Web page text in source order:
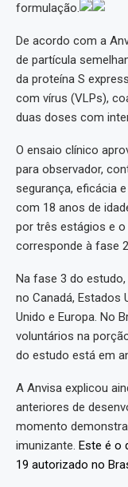
formulação.
De acordo com a
de partícula
da proteína S
com vírus (VLPs),
duas doses com
O ensaio clínico
para observador,
segurança, eficácia
com 18 anos de
por três estágios e o
corresponde à fase
Na fase 3 do
no Canadá, Estados
Unido e Europa. No
voluntários na
do estudo está em
A Anvisa explicou
anteriores de
momento
imunizante. Este é o
19 autorizado no